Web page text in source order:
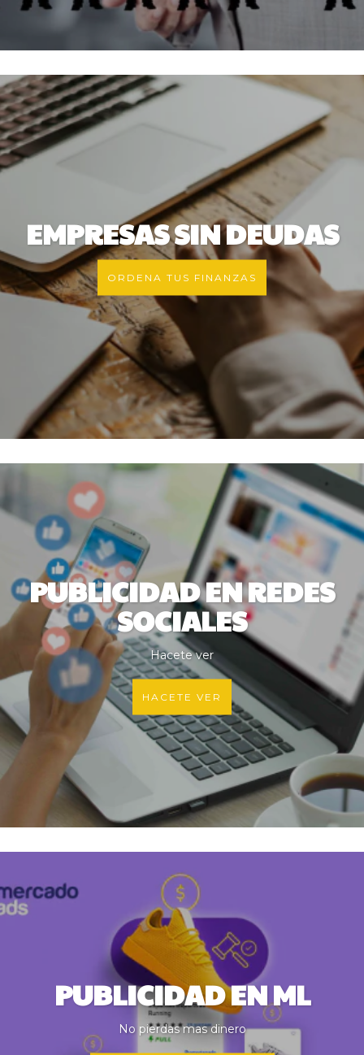
EMPRESAS SIN DEUDAS
ORDENA TUS FINANZAS
PUBLICIDAD EN REDES
SOCIALES
Hacete ver
HACETE VER
PUBLICIDAD EN ML
No pierdas mas dinero